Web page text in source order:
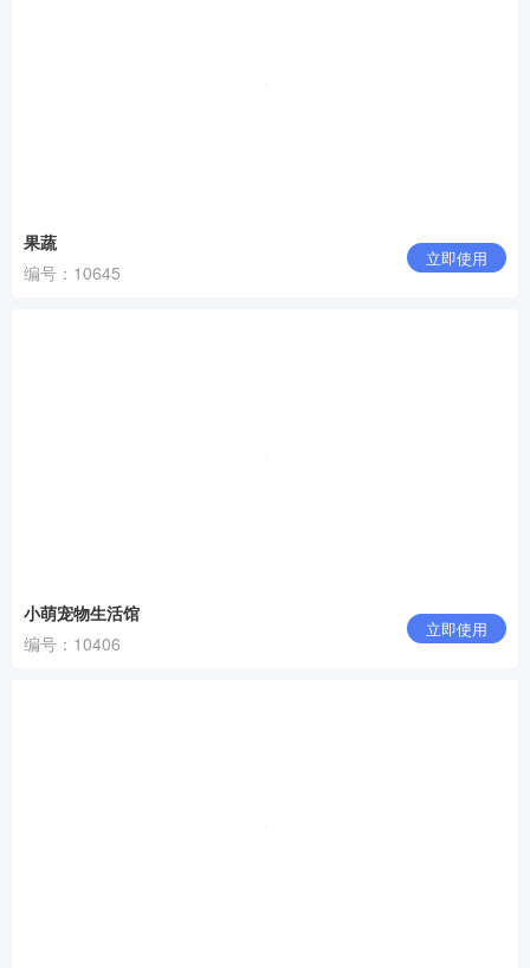
果蔬
编号：10645
立即使用
小萌宠物生活馆
编号：10406
立即使用